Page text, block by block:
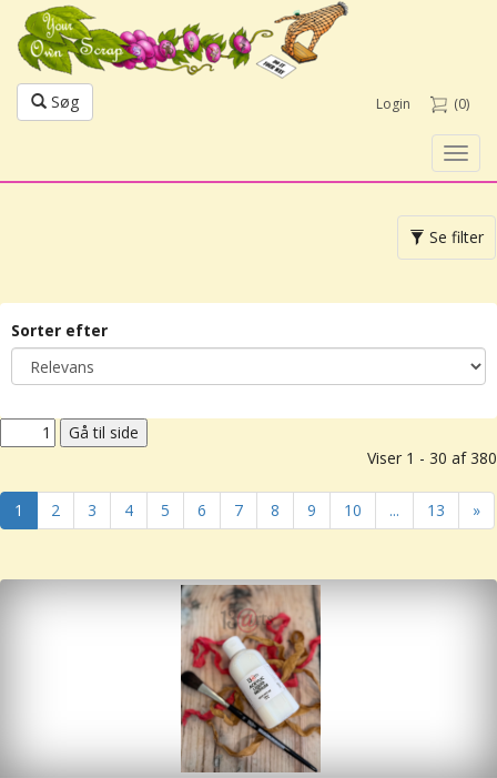
Søg Login (0)
Toggle
navigation
Se filter
Sorter efter
Viser 1 - 30 af 380
1 2 3 4 5 6 7 8 9 10 ... 13 »